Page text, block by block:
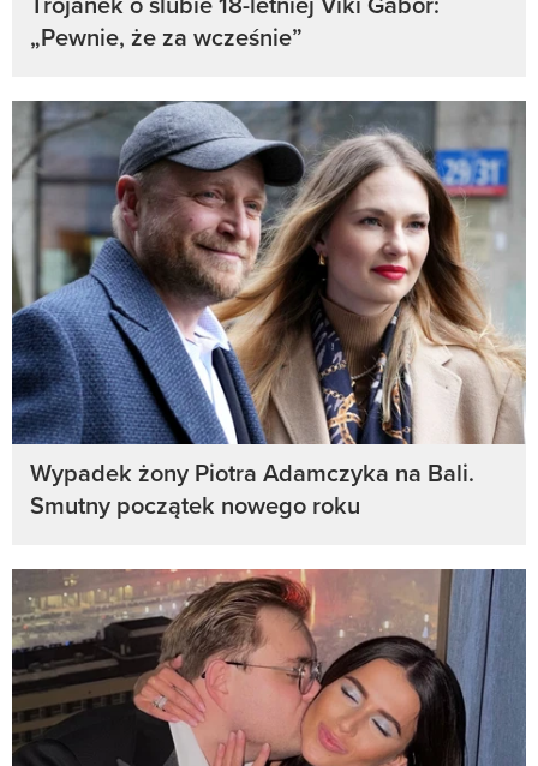
„Pewnie, że za wcześnie”
Wypadek żony Piotra Adamczyka na Bali.
Smutny początek nowego roku